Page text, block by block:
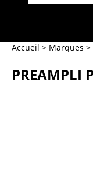
Accueil > Marques >
PREAMPLI